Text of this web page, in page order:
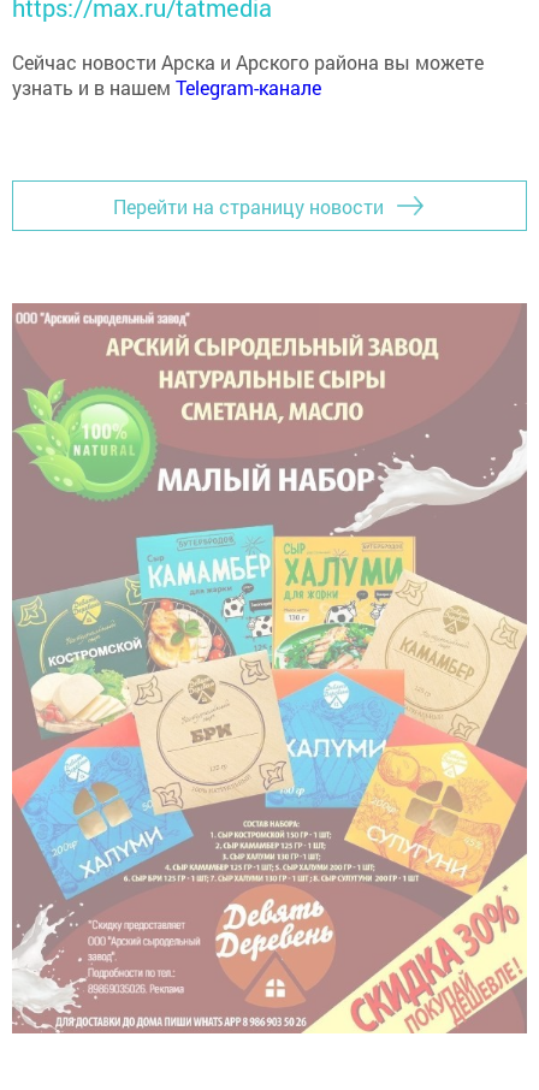
https://max.ru/tatmedia
Сейчас новости Арска и Арского района вы можете
узнать и в нашем Telegram-канале
Перейти на страницу новости